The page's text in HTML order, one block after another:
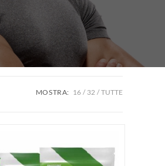
MOSTRA: 16 32 TUTTE